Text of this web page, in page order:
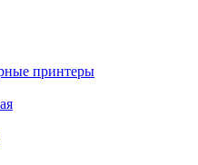
принтеры